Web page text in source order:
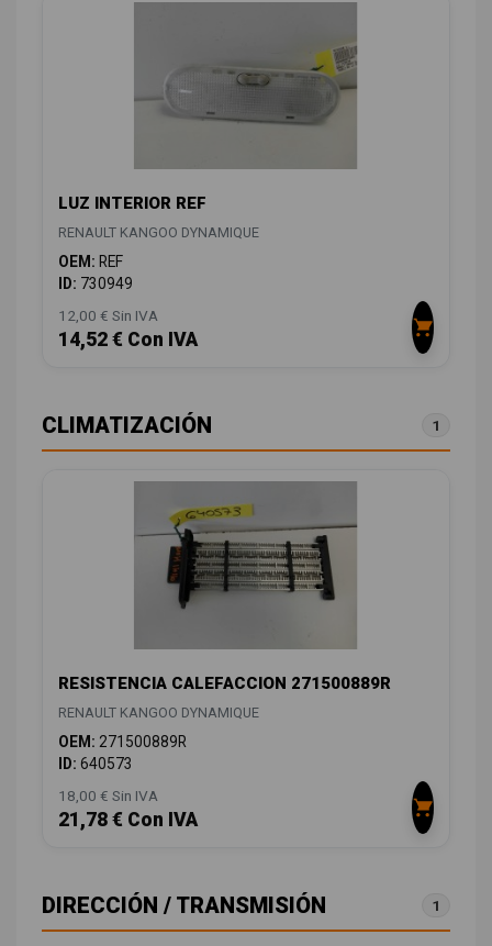
LUZ INTERIOR REF
RENAULT KANGOO DYNAMIQUE
OEM: REF
ID: 730949
12,00 € Sin IVA
14,52 € Con IVA
CLIMATIZACIÓN 1
RESISTENCIA CALEFACCION 271500889R
RENAULT KANGOO DYNAMIQUE
OEM: 271500889R
ID: 640573
18,00 € Sin IVA
21,78 € Con IVA
DIRECCIÓN / TRANSMISIÓN 1